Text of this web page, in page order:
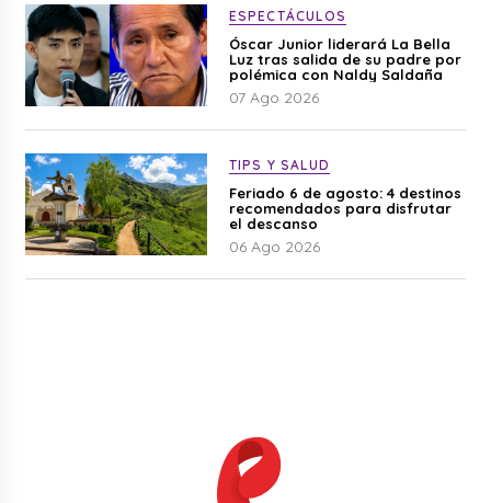
ESPECTÁCULOS
Óscar Junior liderará La Bella
Luz tras salida de su padre por
polémica con Naldy Saldaña
07 Ago 2026
TIPS Y SALUD
Feriado 6 de agosto: 4 destinos
recomendados para disfrutar
el descanso
06 Ago 2026